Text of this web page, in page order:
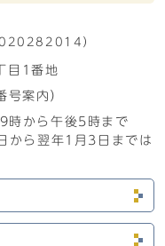
）
目1番地
号案内）
時から午後5時まで
から翌年1月3日までは